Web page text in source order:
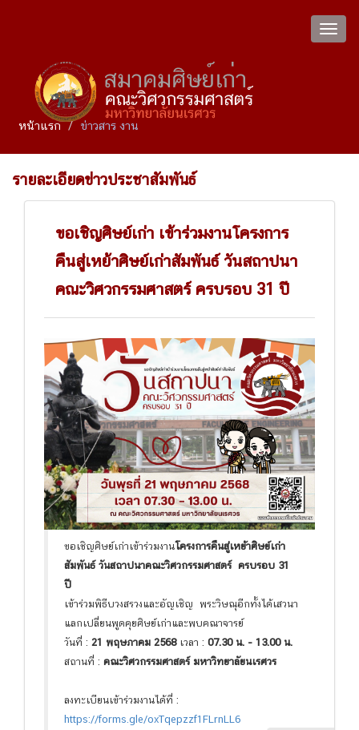
หน้าแรก ข่าวสาร งาน
รายละเอียดข่าวประชาสัมพันธ์
ขอเชิญศิษย์เก่า เข้าร่วมงานโครงการ
คืนสู่เหย้าศิษย์เก่าสัมพันธ์ วันสถาปนา
คณะวิศวกรรมศาสตร์ ครบรอบ 31 ปี
ขอเชิญศิษย์เก่าเข้าร่วมงานโครงการคืนสู่เหย้าศิษย์เก่า
สัมพันธ์ วันสถาปนาคณะวิศวกรรมศาสตร์ ครบรอบ 31
ปี
เข้าร่วมพิธีบวงสรวงและอัญเชิญ พระวิษณุอีกทั้งได้เสวนา
แลกเปลี่ยนพูดคุยศิษย์เก่าและพบคณาจารย์
วันที่ : 21 พฤษภาคม 2568เวลา : 07.30 น. - 13.00 น.
สถานที่ : คณะวิศวกรรมศาสตร์ มหาวิทยาลัยนเรศวร
ลงทะเบียนเข้าร่วมงานได้ที่ :
https://forms.gle/oxTqepzzf1FLrnLL6